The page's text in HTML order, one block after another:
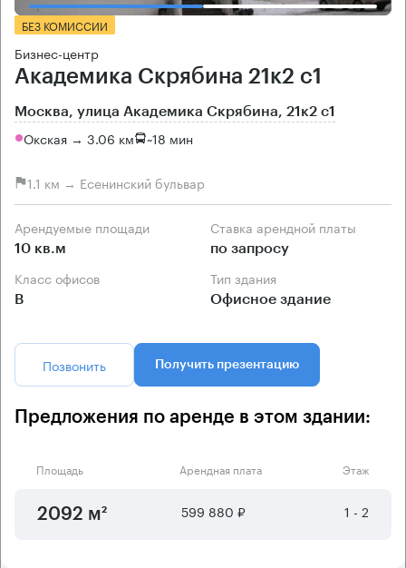
БЕЗ КОМИССИИ
Бизнес-центр
Академика Скрябина 21к2 с1
Москва, улица Академика Скрябина, 21к2 с1
Окская → 3.06 км ~18 мин
1.1 км → Есенинский бульвар
Арендуемые площади
10 кв.м
Ставка арендной платы
по запросу
Класс офисов
B
Тип здания
Офисное здание
Позвонить Получить презентацию
Предложения по аренде в этом здании:
Площадь Арендная плата Этаж
2092 м² 599 880 ₽ 1 - 2